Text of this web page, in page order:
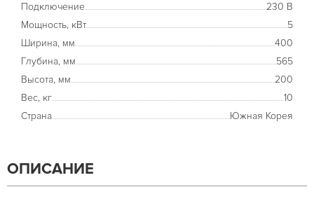
Подключение
230 В
Мощность, кВт
5
Ширина, мм
400
Глубина, мм
565
Высота, мм
200
Вес, кг
10
Страна
Южная Корея
ОПИСАНИЕ